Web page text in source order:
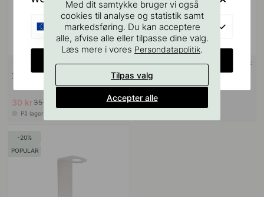
114
3M Overfladerengøringsserviet
30 kr35 kr
På lager
14 3M-TAPE
Base 200 Håndklædestang -
Børstet Rustfrit Stål Finish
229 kr
20
POPULAR
Med dit samtykke bruger vi også
cookies til analyse og statistik samt
markedsføring. Du kan acceptere
alle, afvise alle eller tilpasse dine valg.
Læs mere i vores Persondatapolitik.
Tilpas valg
Accepter alle
EU